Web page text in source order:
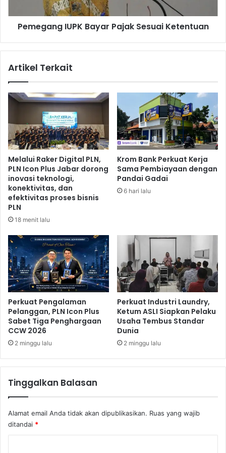
S
f
a
a
n
a
h
G
r
a
t
i
I
a
r
a
a
S
e
s
u
a
i
e
t
e
n
t
u
a
n
Pemegang IUPK Bayar Pajak Sesuai Ketentuan
Artikel Terkait
Melalui Raker Digital PLN,
PLN Icon Plus Jabar dorong
inovasi teknologi,
konektivitas, dan
efektivitas proses bisnis
PLN
18 menit lalu
Krom Bank Perkuat Kerja
Sama Pembiayaan dengan
Pandai Gadai
6 hari lalu
Perkuat Pengalaman
Pelanggan, PLN Icon Plus
Sabet Tiga Penghargaan
CCW 2026
2 minggu lalu
Perkuat Industri Laundry,
Ketum ASLI Siapkan Pelaku
Usaha Tembus Standar
Dunia
2 minggu lalu
Tinggalkan Balasan
Alamat email Anda tidak akan dipublikasikan. Ruas yang wajib
ditandai *